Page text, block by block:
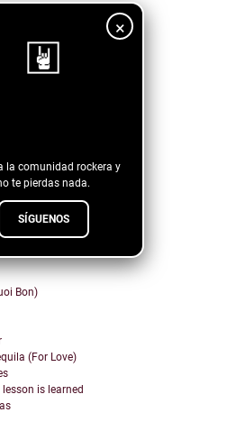
×
la comunidad rockera y
te pierdas nada.
SÍGUENOS
RECORD COLLEC...
Up With That Bottle
We Are
Bon)
(For Love)
is learned